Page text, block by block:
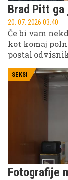
Brad Pitt
20. 07. 2026 03.40
Če bi vam
kot komaj
postal
je življenje
Bradom
filmski
SEKSI
Fotografije